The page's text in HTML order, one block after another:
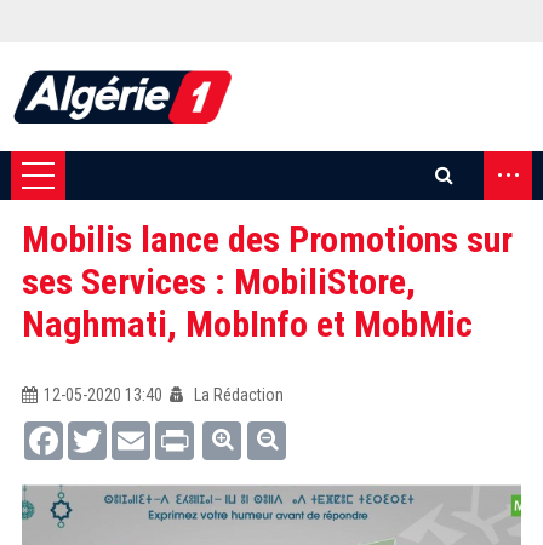
...
Mobilis lance des Promotions sur
ses Services : MobiliStore,
Naghmati, MobInfo et MobMic
12-05-2020 13:40
La Rédaction
FacebookTwitterEmail Print